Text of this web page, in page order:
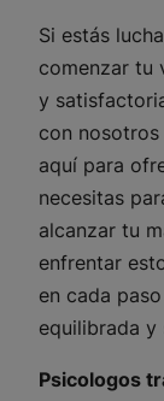
Si estás
comenzar tu
y
con nosotros
aquí para
necesitas
alcanzar tu
enfrentar
en cada
equilibrada
Psicologos